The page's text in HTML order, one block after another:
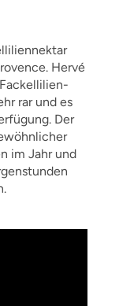
Hervé
rar und es
Der
im Jahr und